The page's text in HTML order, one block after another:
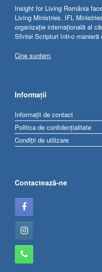
Insight for Living România
Living Ministries. IFL
organizație internațională al
Sfintei Scripturi într-o
Cine suntem.
Informații
Informații de contact
Politica de confidențialitate
Condiții de utilizare
Contactează-ne